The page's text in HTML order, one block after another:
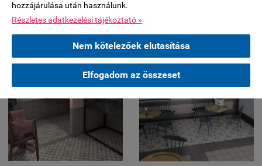
hozzájárulása után használunk.
Részletes adatkezelési tájékoztató »
Nem kötelezőek elutasítása
Elfogadom az összeset